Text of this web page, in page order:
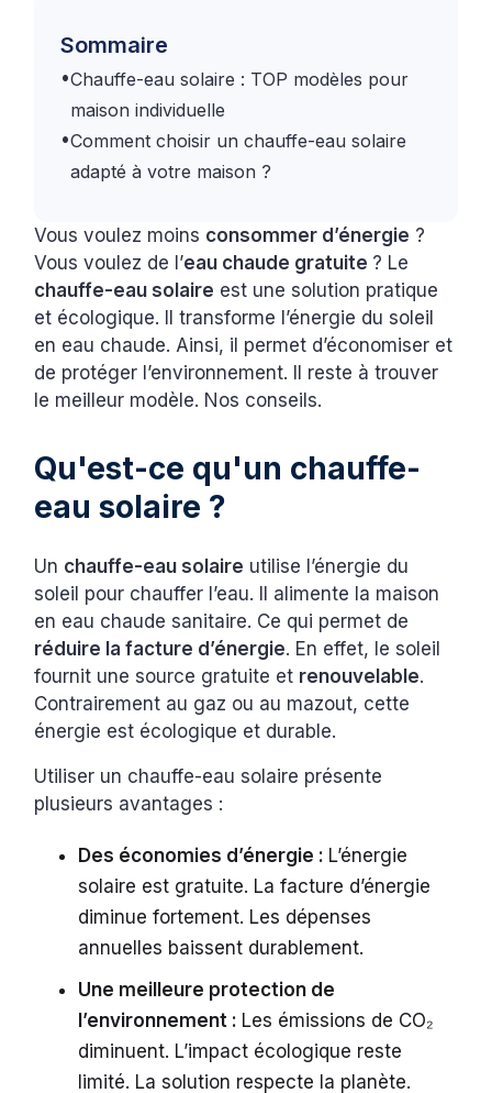
Sommaire
•Chauffe-eau solaire : TOP modèles pour
maison individuelle
•Comment choisir un chauffe-eau solaire
adapté à votre maison ?
Vous voulez moins consommer d’énergie ?
Vous voulez de l’eau chaude gratuite ? Le
chauffe-eau solaire est une solution pratique
et écologique. Il transforme l’énergie du soleil
en eau chaude. Ainsi, il permet d’économiser et
de protéger l’environnement. Il reste à trouver
le meilleur modèle. Nos conseils.
Qu'est-ce qu'un chauffe-
eau solaire ?
Un chauffe-eau solaire utilise l’énergie du
soleil pour chauffer l’eau. Il alimente la maison
en eau chaude sanitaire. Ce qui permet de
réduire la facture d’énergie. En effet, le soleil
fournit une source gratuite et renouvelable.
Contrairement au gaz ou au mazout, cette
énergie est écologique et durable.
Utiliser un chauffe-eau solaire présente
plusieurs avantages :
Des économies d’énergie : L’énergie
solaire est gratuite. La facture d’énergie
diminue fortement. Les dépenses
annuelles baissent durablement.
Une meilleure protection de
l’environnement : Les émissions de CO₂
diminuent. L’impact écologique reste
limité. La solution respecte la planète.